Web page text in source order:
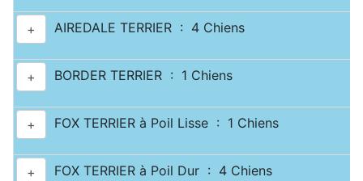
+ AIREDALE TERRIER : 4 Chiens
+ BORDER TERRIER : 1 Chiens
+ FOX TERRIER à Poil Lisse : 1 Chiens
+ FOX TERRIER à Poil Dur : 4 Chiens